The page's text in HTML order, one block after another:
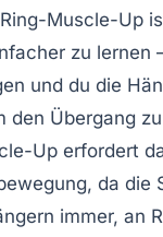
Ring-Muscle-Up
zu lernen
und du die
den Übergang
Up erfordert
da die
immer, an